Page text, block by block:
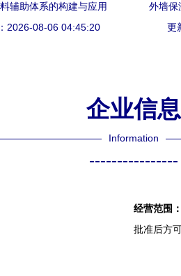
辅助体系的构建与应用
2026-08-06 04:45:20
外墙保
更
企业信息
Information
----------------
经营范围：
批准后方